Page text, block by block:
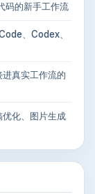
码的新手工作流
、Codex、
真实工作流的
化、图片生成